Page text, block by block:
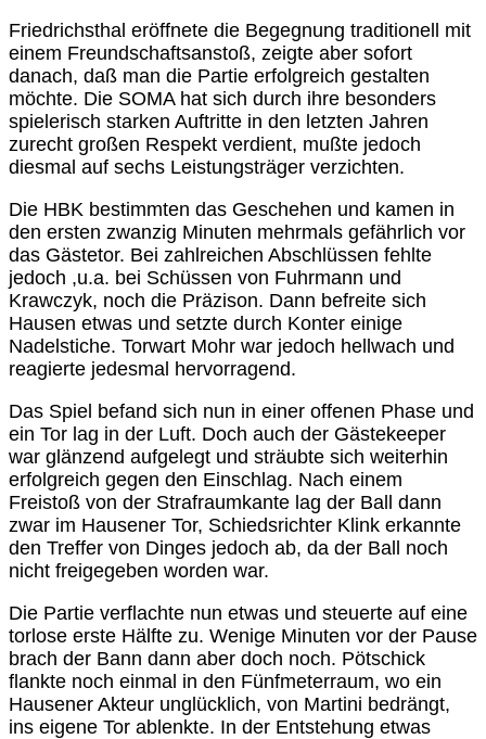
Friedrichsthal eröffnete die Begegnung traditionell mit
einem Freundschaftsanstoß, zeigte aber sofort
danach, daß man die Partie erfolgreich gestalten
möchte. Die SOMA hat sich durch ihre besonders
spielerisch starken Auftritte in den letzten Jahren
zurecht großen Respekt verdient, mußte jedoch
diesmal auf sechs Leistungsträger verzichten.
Die HBK bestimmten das Geschehen und kamen in
den ersten zwanzig Minuten mehrmals gefährlich vor
das Gästetor. Bei zahlreichen Abschlüssen fehlte
jedoch ,u.a. bei Schüssen von Fuhrmann und
Krawczyk, noch die Präzison. Dann befreite sich
Hausen etwas und setzte durch Konter einige
Nadelstiche. Torwart Mohr war jedoch hellwach und
reagierte jedesmal hervorragend.
Das Spiel befand sich nun in einer offenen Phase und
ein Tor lag in der Luft. Doch auch der Gästekeeper
war glänzend aufgelegt und sträubte sich weiterhin
erfolgreich gegen den Einschlag. Nach einem
Freistoß von der Strafraumkante lag der Ball dann
zwar im Hausener Tor, Schiedsrichter Klink erkannte
den Treffer von Dinges jedoch ab, da der Ball noch
nicht freigegeben worden war.
Die Partie verflachte nun etwas und steuerte auf eine
torlose erste Hälfte zu. Wenige Minuten vor der Pause
brach der Bann dann aber doch noch. Pötschick
flankte noch einmal in den Fünfmeterraum, wo ein
Hausener Akteur unglücklich, von Martini bedrängt,
ins eigene Tor ablenkte. In der Entstehung etwas